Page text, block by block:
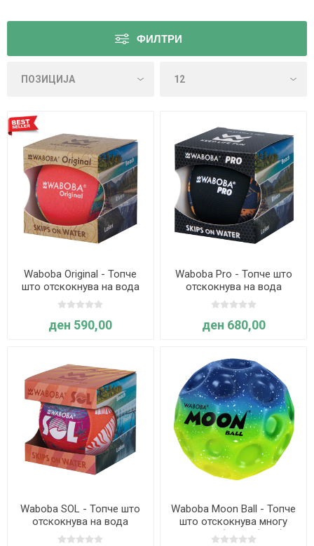
ФИЛТРИ
Waboba Original - Топче
што отскокнува на вода
ден 590,00
Waboba Pro - Топче што
отскокнува на вода
ден 680,00
Waboba SOL - Топче што
отскокнува на вода
Waboba Moon Ball - Топче
што отскокнува многу
високо (разнобојно)